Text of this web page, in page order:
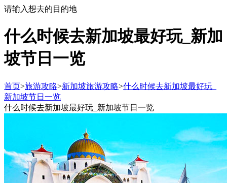
请输入想去的目的地
什么时候去新加坡最好玩_新加
坡节日一览
首页>旅游攻略>新加坡旅游攻略>什么时候去新加坡最好玩_
新加坡节日一览
什么时候去新加坡最好玩_新加坡节日一览